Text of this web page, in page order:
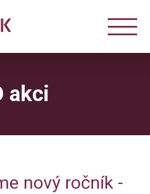
akci
nový ročník -